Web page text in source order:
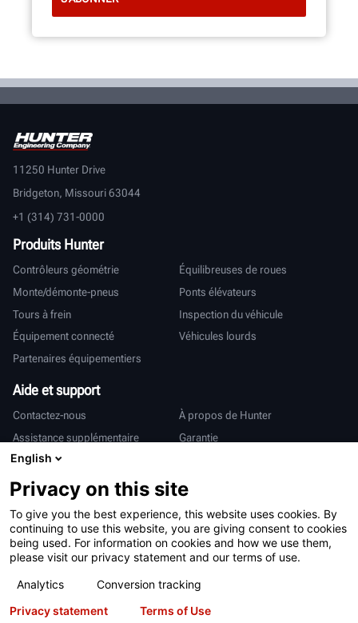
11250 Hunter Drive
Bridgeton, Missouri 63044
+1 (314) 731-0000
Produits Hunter
Contrôleurs géométrie
Équilibreuses de roues
Monte/démonte-pneus
Ponts élévateurs
Tours à frein
Inspection du véhicule
Équipement connecté
Véhicules lourds
Partenaires équipementiers
Aide et support
Contactez-nous
À propos de Hunter
Assistance supplémentaire
Garantie
International
Ventes et services
Deutsch
亨特中国
English
Privacy on this site
To give you the best experience, this website uses cookies. By
continuing to use this website, you are giving consent to cookies
being used. For information on cookies and how we use them,
please visit our privacy statement and our terms of use.
Analytics
Conversion tracking
Privacy statement
Terms of Use